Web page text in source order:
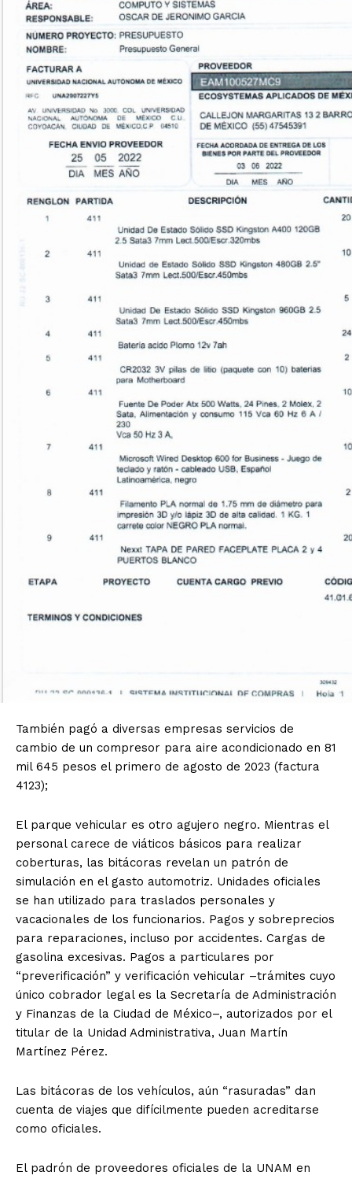
Empresa
Nosotros
Contacto
Política de privacidad
Información Propietaria / Financiación
También pagó a diversas empresas servicios de
cambio de un compresor para aire acondicionado en 81
mil 645 pesos el primero de agosto de 2023 (factura
4123);
El parque vehicular es otro agujero negro. Mientras el
personal carece de viáticos básicos para realizar
coberturas, las bitácoras revelan un patrón de
simulación en el gasto automotriz. Unidades oficiales
se han utilizado para traslados personales y
vacacionales de los funcionarios. Pagos y sobreprecios
para reparaciones, incluso por accidentes. Cargas de
gasolina excesivas. Pagos a particulares por
“preverificación” y verificación vehicular –trámites cuyo
único cobrador legal es la Secretaría de Administración
y Finanzas de la Ciudad de México–, autorizados por el
titular de la Unidad Administrativa, Juan Martín
Martínez Pérez.
Las bitácoras de los vehículos, aún “rasuradas” dan
cuenta de viajes que difícilmente pueden acreditarse
como oficiales.
El padrón de proveedores oficiales de la UNAM en